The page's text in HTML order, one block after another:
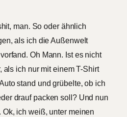
man. So oder ähnlich
als ich die Außenwelt
Oh Mann. Ist es nicht
als ich nur mit einem T-Shirt
stand und grübelte, ob ich
drauf packen soll? Und nun
ich weiß, unter meinen